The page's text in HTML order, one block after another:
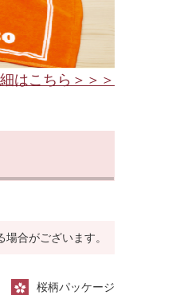
はこちら＞＞＞
合がございます。
桜柄パッケージ